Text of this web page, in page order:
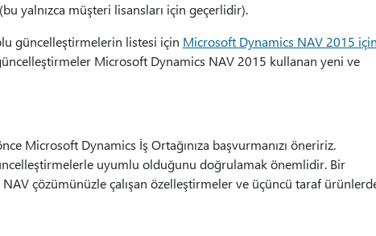
yalnızca müşteri lisansları için geçerlidir).
güncelleştirmelerin listesi için Microsoft Dynamics NAV 2015 için
Microsoft Dynamics NAV 2015 kullanan yeni ve
Microsoft Dynamics İş Ortağınıza başvurmanızı öneririz.
uyumlu olduğunu doğrulamak önemlidir. Bir
çözümünüzle çalışan özelleştirmeler ve üçüncü taraf